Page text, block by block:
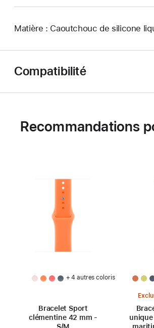
Matière : Caoutchouc de silicone
Compatibilité
Recommandations
+ 4 autres coloris
Bracelet Sport
clémentine 42 mm -
S/M